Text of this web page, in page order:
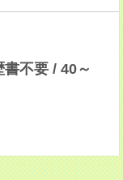
不要 / 40～